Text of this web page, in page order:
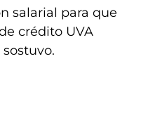
salarial para que
crédito UVA